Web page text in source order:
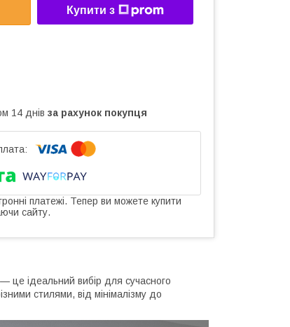
Купити з
14 днів за рахунок покупця
платежі. Тепер ви можете купити
сайту.
це ідеальний вибір для сучасного
стилями, від мінімалізму до